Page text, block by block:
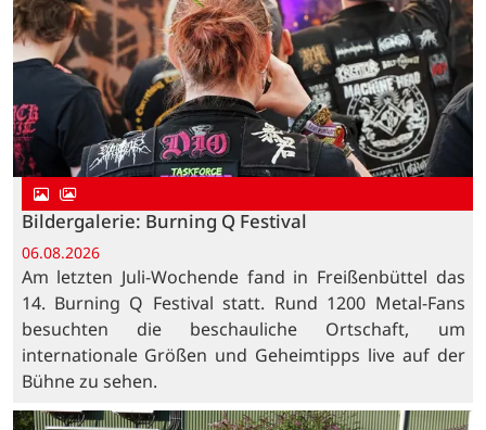
Bildergalerie: Burning Q Festival
06.08.2026
Am letzten Juli-Wochende fand in Freißenbüttel das
14. Burning Q Festival statt. Rund 1200 Metal-Fans
besuchten die beschauliche Ortschaft, um
internationale Größen und Geheimtipps live auf der
Bühne zu sehen.